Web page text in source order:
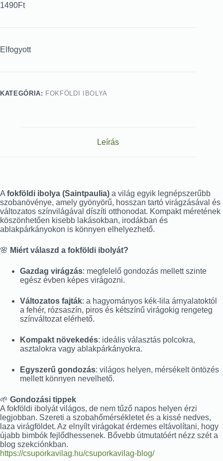
1490Ft
Elfogyott
KATEGÓRIA: FOKFÖLDI IBOLYA
Leírás
A fokföldi ibolya (Saintpaulia) a világ egyik legnépszerűbb
szobanövénye, amely gyönyörű, hosszan tartó virágzásával és
változatos színvilágával díszíti otthonodat. Kompakt méretének
köszönhetően kisebb lakásokban, irodákban és
ablakpárkányokon is könnyen elhelyezhető.
🌸 Miért válaszd a fokföldi ibolyát?
Gazdag virágzás: megfelelő gondozás mellett szinte
egész évben képes virágozni.
Változatos fajták: a hagyományos kék-lila árnyalatoktól
a fehér, rózsaszín, piros és kétszínű virágokig rengeteg
színváltozat elérhető.
Kompakt növekedés: ideális választás polcokra,
asztalokra vagy ablakpárkányokra.
Egyszerű gondozás: világos helyen, mérsékelt öntözés
mellett könnyen nevelhető.
🌱 Gondozási tippek
A fokföldi ibolyát világos, de nem tűző napos helyen érzi
legjobban. Szereti a szobahőmérsékletet és a kissé nedves,
laza virágföldet. Az elnyílt virágokat érdemes eltávolítani, hogy
újabb bimbók fejlődhessenek. Bővebb útmutatóért nézz szét a
blog szekciónkban.
https://csuporkavilag.hu/csuporkavilag-blog/